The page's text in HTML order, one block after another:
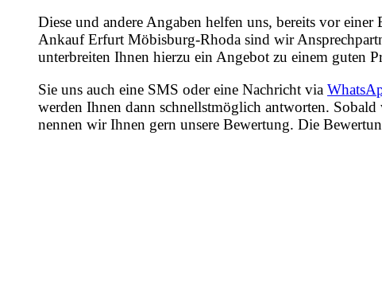
Diese und andere Angaben helfen uns, bereits vor
Ankauf Erfurt Möbisburg-Rhoda sind wir
unterbreiten Ihnen hierzu ein Angebot zu einem guten
Sie uns auch eine SMS oder eine Nachricht via
werden Ihnen dann schnellstmöglich antworten.
nennen wir Ihnen gern unsere Bewertung. Die